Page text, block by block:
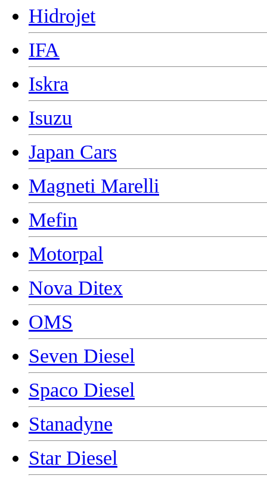
Hidrojet
IFA
Iskra
Isuzu
Japan Cars
Magneti Marelli
Mefin
Motorpal
Nova Ditex
OMS
Seven Diesel
Spaco Diesel
Stanadyne
Star Diesel